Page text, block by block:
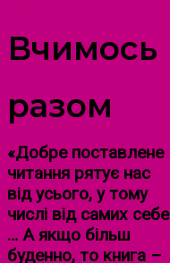
Вчимось
разом
«Добре поставлене
читання рятує нас
від усього, у тому
числі від самих себе
… А якщо більш
буденно, то книга –